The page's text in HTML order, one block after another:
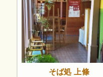
そば処 上條